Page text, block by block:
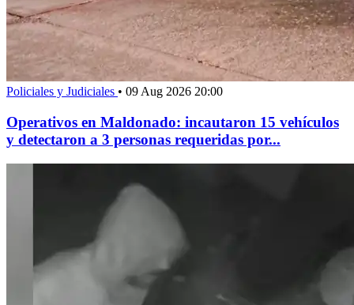
Policiales y Judiciales • 09 Aug 2026 20:00
Operativos en Maldonado: incautaron 15 vehículos
y detectaron a 3 personas requeridas por...